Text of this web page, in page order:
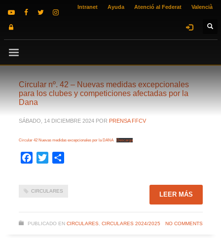
Intranet Ayuda Atenció al Federat Valencià
Circular nº. 42 – Nuevas medidas excepcionales
para los clubes y competiciones afectadas por la
Dana
SÁBADO, 14 DICIEMBRE 2024 POR PRENSA FFCV
Circular 42 Nuevas medidas excepcionales por la DANA Descarga
Facebook
Twitter
CIRCULARES LEER MÁS
PUBLICADO EN CIRCULARES, CIRCULARES 2024/2025 NO COMMENTS